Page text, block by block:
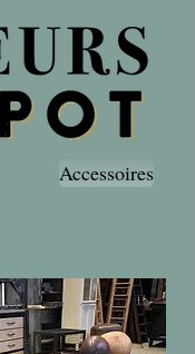
Accessoires